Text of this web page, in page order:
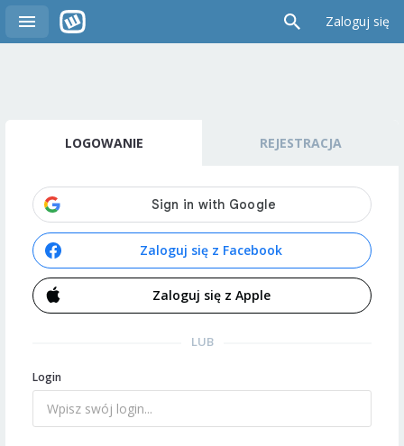
Zaloguj się
LOGOWANIE REJESTRACJA
Zaloguj się z Facebook
Zaloguj się z Apple
LUB
Login